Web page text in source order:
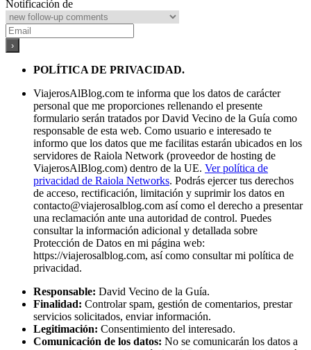
Notificación de
POLÍTICA DE PRIVACIDAD.
ViajerosAlBlog.com te informa que los datos de carácter
personal que me proporciones rellenando el presente
formulario serán tratados por David Vecino de la Guía como
responsable de esta web. Como usuario e interesado te
informo que los datos que me facilitas estarán ubicados en los
servidores de Raiola Network (proveedor de hosting de
ViajerosAlBlog.com) dentro de la UE. Ver política de
privacidad de Raiola Networks. Podrás ejercer tus derechos
de acceso, rectificación, limitación y suprimir los datos en
contacto@viajerosalblog.com así como el derecho a presentar
una reclamación ante una autoridad de control. Puedes
consultar la información adicional y detallada sobre
Protección de Datos en mi página web:
https://viajerosalblog.com, así como consultar mi política de
privacidad.
Responsable: David Vecino de la Guía.
Finalidad: Controlar spam, gestión de comentarios, prestar
servicios solicitados, enviar información.
Legitimación: Consentimiento del interesado.
Comunicación de los datos: No se comunicarán los datos a